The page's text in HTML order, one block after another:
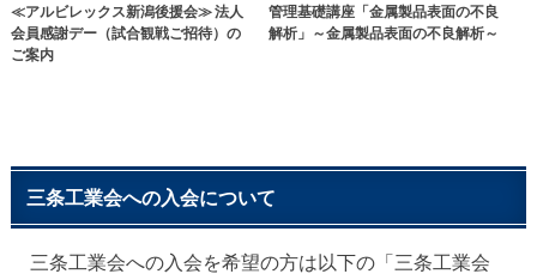
≪アルビレックス新潟後援会≫ 法人
会員感謝デー（試合観戦ご招待）の
ご案内
管理基礎講座「金属製品表面の不良
解析」～金属製品表面の不良解析～
三条工業会への入会について
三条工業会への入会を希望の方は以下の「三条工業会